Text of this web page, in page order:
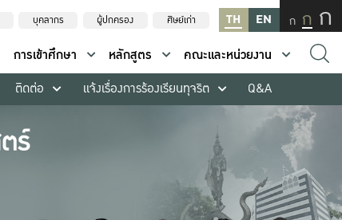
บุคลากร ผู้ปกครอง ศิษย์เก่า TH EN ก ก ก
การเข้าศึกษา หลักสูตร
คณะและหน่วยงาน
ติดต่อ แจ้งเรื่องการร้องเรียนทุจริต Q&A